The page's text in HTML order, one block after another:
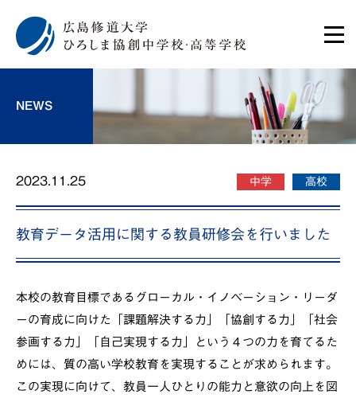
NEWS
2023.11.25 中学 高校
教育データ活用に関する教員研修会を行いました
本校の教育目標であるグローカル・イノベーション・リーダ
ーの育成に向けた「課題解決する力」「協創する力」「社会
参画する力」「自己実現する力」という４つの力を育てるた
めには、質の高い学校教育を実現することが求められます。
この実現に向けて、教員一人ひとりの能力と意欲の向上を図